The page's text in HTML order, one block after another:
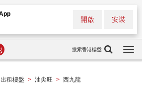
安裝
開啟
搜索香港樓盤
租樓盤 > 油尖旺 > 西九龍